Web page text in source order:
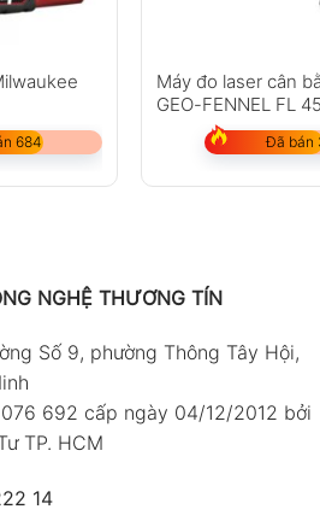
684
Máy đo laser cân
GEO-FENNEL FL
Đã bán
NGHỆ THƯƠNG TÍN
Số 9, phường Thông Tây Hội,
692 cấp ngày 04/12/2012 bởi
TP. HCM
14